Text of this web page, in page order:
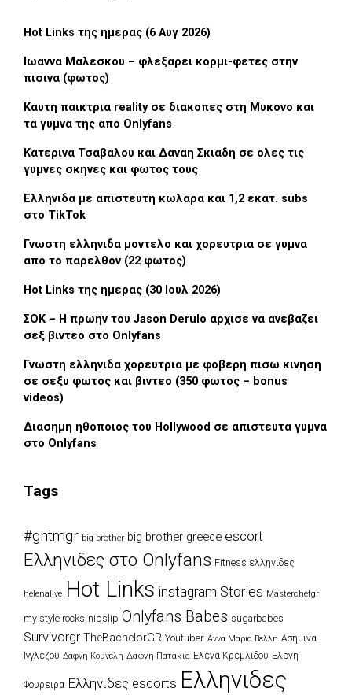
Hot Links της ημερας (6 Αυγ 2026)
Ιωαννα Μαλεσκου – φλεξαρει κορμι-φετες στην
πισινα (φωτος)
Καυτη παικτρια reality σε διακοπες στη Μυκονο και
τα γυμνα της απο Onlyfans
Κατερινα Τσαβαλου και Δαναη Σκιαδη σε ολες τις
γυμνες σκηνες και φωτος τους
Ελληνιδα με απιστευτη κωλαρα και 1,2 εκατ. subs
στο TikTok
Γνωστη ελληνιδα μοντελο και χορευτρια σε γυμνα
απο το παρελθον (22 φωτος)
Hot Links της ημερας (30 Ιουλ 2026)
ΣΟΚ – Η πρωην του Jason Derulo αρχισε να ανεβαζει
σεξ βιντεο στο Onlyfans
Γνωστη ελληνιδα χορευτρια με φοβερη πισω κινηση
σε σεξυ φωτος και βιντεο (350 φωτος – bonus
videos)
Διασημη ηθοποιος του Hollywood σε απιστευτα γυμνα
στο Onlyfans
Tags
#gntmgr big brother big brother greece escort
Eλληνιδες στο Onlyfans Fitness ελληνιδες
helenalive Hot Links instagram Stories Masterchefgr
my style rocks nipslip Onlyfans Babes sugarbabes
Survivorgr TheBachelorGR Youtuber Αννα Μαρια Βελλη Ασημινα
Ιγγλεζου Δαφνη Κουνελη Δαφνη Πατακια Ελενα Κρεμλιδου Ελενη
Φουρειρα Ελληνιδες escorts Ελληνιδες